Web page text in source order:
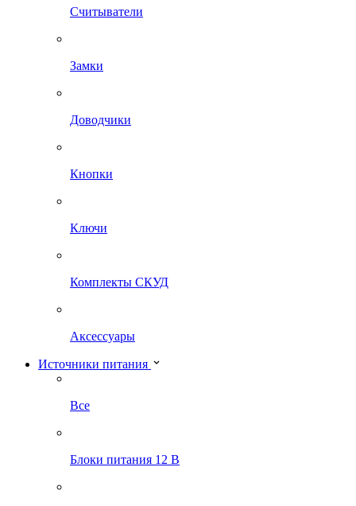
Считыватели
Замки
Доводчики
Кнопки
Ключи
Комплекты СКУД
Аксессуары
Источники питания
Все
Блоки питания 12 В